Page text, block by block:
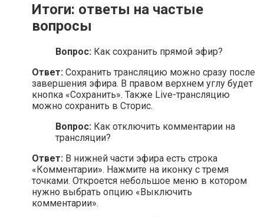
Итоги: ответы на частые
вопросы
Вопрос: Как сохранить прямой эфир?
Ответ: Сохранить трансляцию можно сразу после
завершения эфира. В правом верхнем углу будет
кнопка «Сохранить». Также Live-трансляцию
можно сохранить в Сторис.
Вопрос: Как отключить комментарии на
трансляции?
Ответ: В нижней части эфира есть строка
«Комментарии». Нажмите на иконку с тремя
точками. Откроется небольшое меню в котором
нужно выбрать опцию «Выключить
комментарии».